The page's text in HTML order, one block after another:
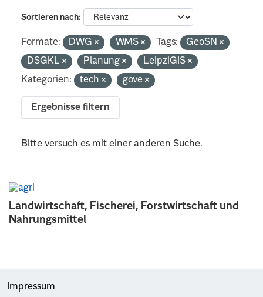
Landwirtschaft, Fischerei, Forstwirtschaft und
Nahrungsmittel
Sortieren nach
Formate: DWG WMS Tags:
GeoSN
DSGKL
Planung
LeipziGIS
Kategorien:
tech gove
Ergebnisse filtern
Bitte versuch es mit einer anderen Suche.
Impressum